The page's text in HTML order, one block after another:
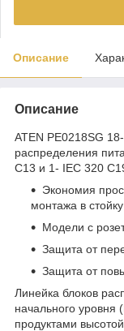
Описание
Описание
ATEN PE0218SG
распределения
C13 и 1- IEC 320
Экономия
монтажа в стойку
Модели с
Защита от
Защита от
Линейка блоков
начального уровня
продуктами